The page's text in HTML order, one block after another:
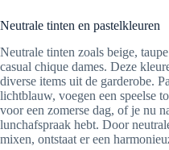
Neutrale tinten en pastelkleuren
Neutrale tinten zoals beige,
casual chique dames. Deze
diverse items uit de garderobe.
lichtblauw, voegen een speelse
voor een zomerse dag, of je nu
lunchafspraak hebt. Door
mixen, ontstaat er een